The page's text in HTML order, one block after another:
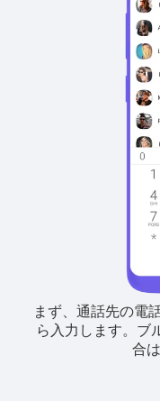
まず、通話先の電
ら入力します。 ブ
合は